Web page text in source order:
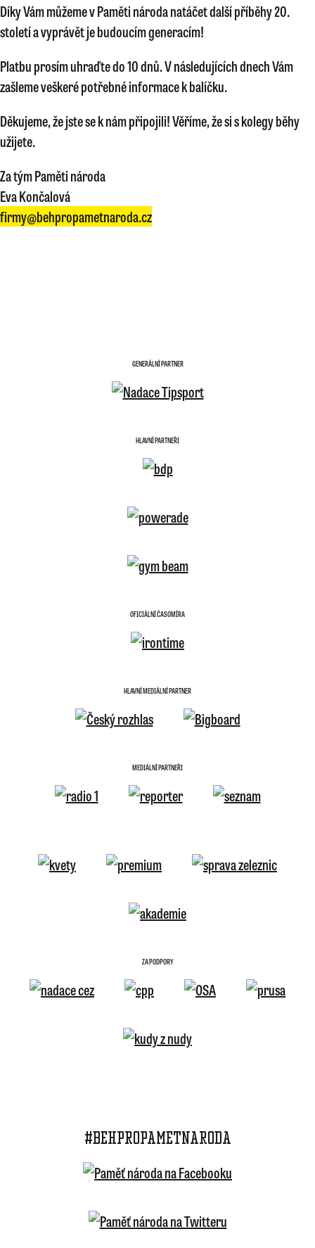
Díky Vám můžeme v Paměti národa natáčet další příběhy 20.
století a vyprávět je budoucím generacím!
Platbu prosím uhraďte do 10 dnů. V následujících dnech Vám
zašleme veškeré potřebné informace k balíčku.
Děkujeme, že jste se k nám připojili! Věříme, že si s kolegy běhy
užijete.
Za tým Paměti národa
Eva Končalová
firmy@behpropametnaroda.cz
GENERÁLNÍ PARTNER
HLAVNÍ PARTNEŘI
OFICIÁLNÍ ČASOMÍRA
HLAVNÍ MEDIÁLNÍ PARTNER
MEDIÁLNÍ PARTNEŘI
ZA PODPORY
#BEHPROPAMETNARODA